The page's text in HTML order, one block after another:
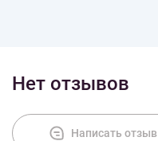
Нет отзывов
Написать отзыв